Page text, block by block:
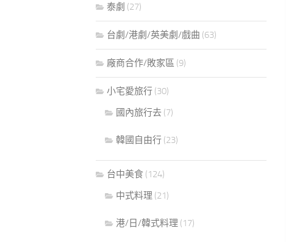
泰劇 (27)
台劇/港劇/英美劇/戲曲 (63)
廠商合作/敗家區 (9)
小宅愛旅行 (30)
國內旅行去 (7)
韓國自由行 (23)
台中美食 (124)
中式料理 (21)
港/日/韓式料理 (17)